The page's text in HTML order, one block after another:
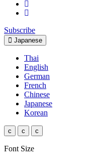
Subscribe
Japanese
Thai
English
German
French
Chinese
Japanese
Korean
c c c
Font Size